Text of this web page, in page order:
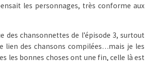
les personnages, très conforme aux
des chansonnettes de l’épisode 3, surtout
lien des chansons compilées…mais je les
les bonnes choses ont une fin, celle là est